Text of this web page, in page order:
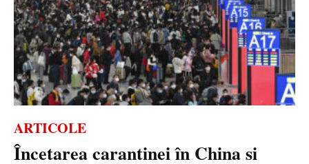
ARTICOLE
Încetarea carantinei în China si